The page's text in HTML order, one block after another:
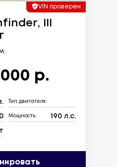
VIN проверен
III
000 р.
Тип двигателя:
Мощность: 190 л.с.